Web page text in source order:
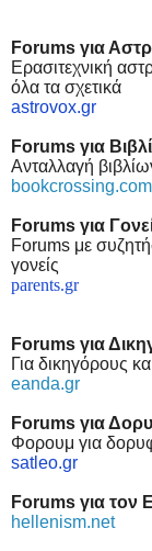
Forums για
Ερασιτεχνική
όλα τα σχετικά
astrovox.gr
Forums για
Ανταλλαγή
Forums για
Forums με
γονείς
parents.gr
Forums για Δ
Για δικηγόρους
eanda.gr
Forums για
Φορουμ για
satleo.gr
Forums για τον
hellenism.net